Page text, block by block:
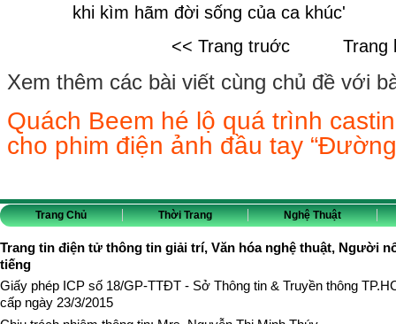
khi kìm hãm đời sống của ca khúc'
<< Trang truớc
Trang
Xem thêm các bài viết cùng chủ đề với
Quách Beem hé lộ quá trình
cho phim điện ảnh đầu tay
Trang Chủ Thời Trang Nghệ Thuật
Trang tin điện tử thông tin giải trí, Văn hóa nghệ thuật, Người
tiếng
Giấy phép ICP số 18/GP-TTĐT - Sở Thông tin & Truyền thông
cấp ngày 23/3/2015